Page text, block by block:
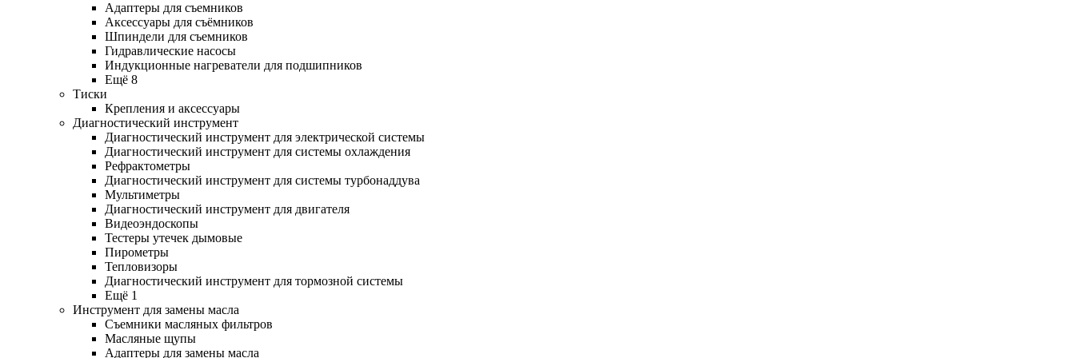
Адаптеры для съемников
Аксессуары для съёмников
Шпиндели для съемников
Гидравлические насосы
Индукционные нагреватели для подшипников
Ещё 8
Тиски
Крепления и аксессуары
Диагностический инструмент
Диагностический инструмент для электрической системы
Диагностический инструмент для системы охлаждения
Рефрактометры
Диагностический инструмент для системы турбонаддува
Мультиметры
Диагностический инструмент для двигателя
Видеоэндоскопы
Тестеры утечек дымовые
Пирометры
Тепловизоры
Диагностический инструмент для тормозной системы
Ещё 1
Инструмент для замены масла
Съемники масляных фильтров
Масляные щупы
Адаптеры для замены масла